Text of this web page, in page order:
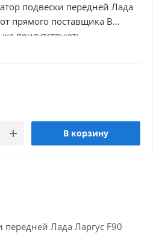
подвески передней Лада
прямого поставщика В
присутствуют:
и многое другое для
от производителя.
В корзину
передней Лада Ларгус F90